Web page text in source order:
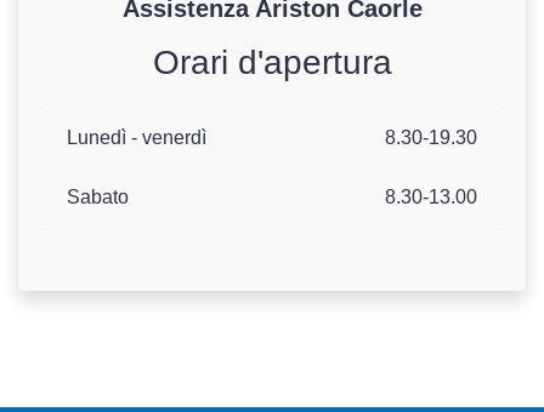
Assistenza Ariston Caorle
Orari d'apertura
Lunedì - venerdì 8.30-19.30
Sabato 8.30-13.00